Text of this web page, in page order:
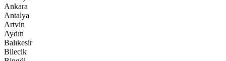
Ankara
Antalya
Artvin
Aydın
Balıkesir
Bilecik